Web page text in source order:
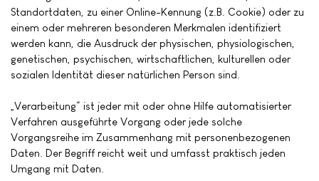
Standortdaten, zu einer Online-Kennung (z.B. Cookie) oder zu
einem oder mehreren besonderen Merkmalen identifiziert
werden kann, die Ausdruck der physischen, physiologischen,
genetischen, psychischen, wirtschaftlichen, kulturellen oder
sozialen Identität dieser natürlichen Person sind.
„Verarbeitung“ ist jeder mit oder ohne Hilfe automatisierter
Verfahren ausgeführte Vorgang oder jede solche
Vorgangsreihe im Zusammenhang mit personenbezogenen
Daten. Der Begriff reicht weit und umfasst praktisch jeden
Umgang mit Daten.